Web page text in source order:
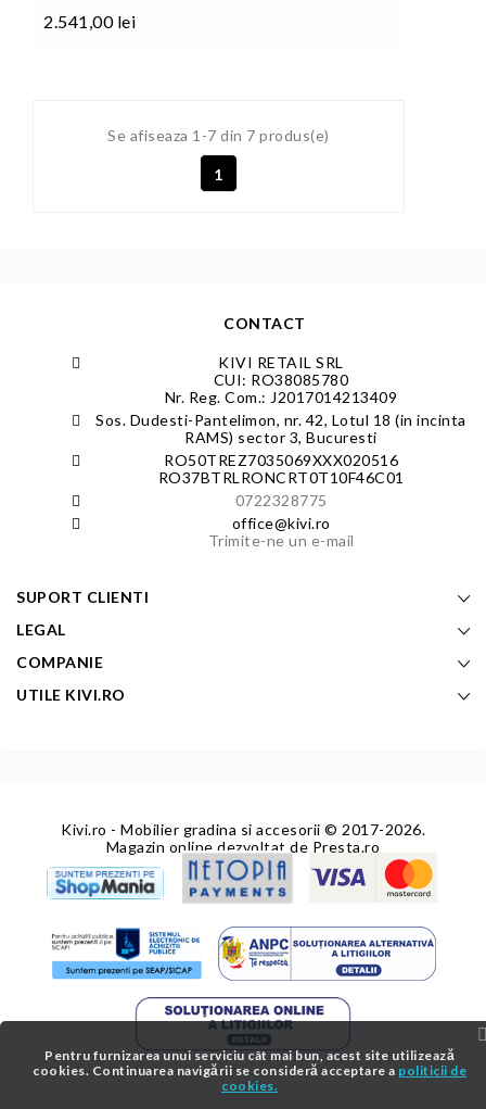
2.541,00 lei
Se afiseaza 1-7 din 7 produs(e)
1
CONTACT
KIVI RETAIL SRL
CUI: RO38085780
Nr. Reg. Com.: J2017014213409
Sos. Dudesti-Pantelimon, nr. 42, Lotul 18 (in incinta
RAMS) sector 3, Bucuresti
RO50TREZ7035069XXX020516
RO37BTRLRONCRT0T10F46C01
0722328775
office@kivi.ro
Trimite-ne un e-mail
SUPORT CLIENTI
LEGAL
COMPANIE
UTILE KIVI.RO
Kivi.ro - Mobilier gradina si accesorii © 2017-2026.
Magazin online dezvoltat de Presta.ro
Pentru furnizarea unui serviciu cât mai bun, acest site utilizează
cookies. Continuarea navigării se consideră acceptare a politicii de
cookies.